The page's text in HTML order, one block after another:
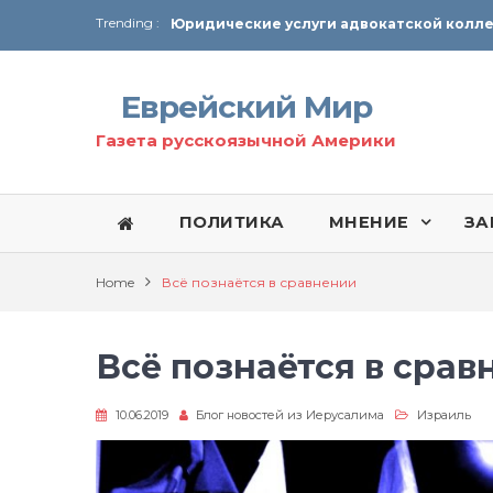
Trending :
От Ирана до Ливана и Газы
Еврейский Мир
Газета русскоязычной Америки
ПОЛИТИКА МНЕНИЕ
Home Всё познаётся в сравнении
Всё познаётся в
10.06.2019 Блог новостей из Иерусалима Израиль